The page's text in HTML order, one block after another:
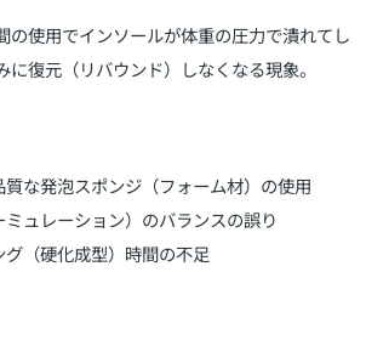
の使用でインソールが体重の圧力で潰れてし
に復元（リバウンド）しなくなる現象。
な発泡スポンジ（フォーム材）の使用
ュレーション）のバランスの誤り
（硬化成型）時間の不足